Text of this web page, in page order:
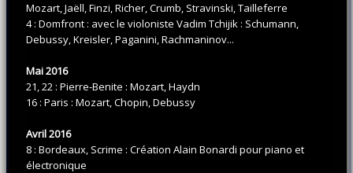
Mozart, Jaëll, Finzi, Richer, Crumb, Stravinski, Tailleferre
4 : Domfront : avec le violoniste Vadim Tchijik : Schumann,
Debussy, Kreisler, Paganini, Rachmaninov...
Mai 2016
21, 22 : Pierre-Benite : Mozart, Haydn
16 : Paris : Mozart, Chopin, Debussy
Avril 2016
8 : Bordeaux, Scrime : Création Alain Bonardi pour piano et
électronique